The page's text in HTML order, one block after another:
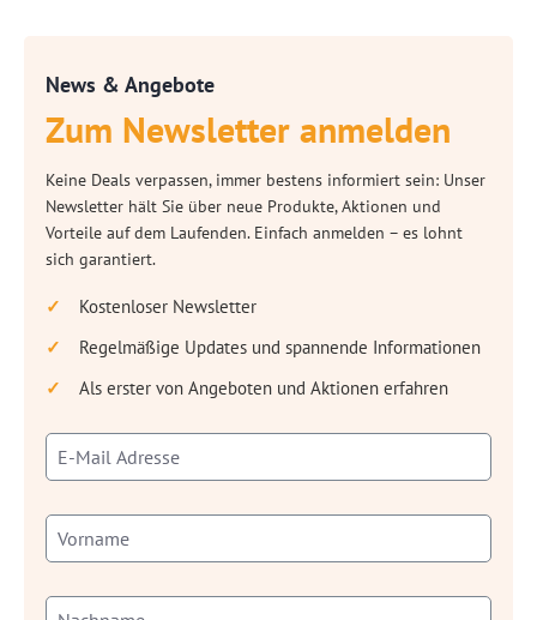
News & Angebote
Zum Newsletter anmelden
Keine Deals verpassen, immer bestens informiert sein: Unser
Newsletter hält Sie über neue Produkte, Aktionen und
Vorteile auf dem Laufenden. Einfach anmelden – es lohnt
sich garantiert.
Kostenloser Newsletter
Regelmäßige Updates und spannende Informationen
Als erster von Angeboten und Aktionen erfahren